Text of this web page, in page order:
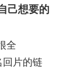
己想要的
全
回片的链